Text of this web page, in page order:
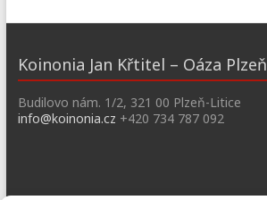
Koinonia Jan Křtitel – Oáza Plzeň
Budilovo nám. 1/2, 321 00 Plzeň-Litice
info@koinonia.cz +420 734 787 092